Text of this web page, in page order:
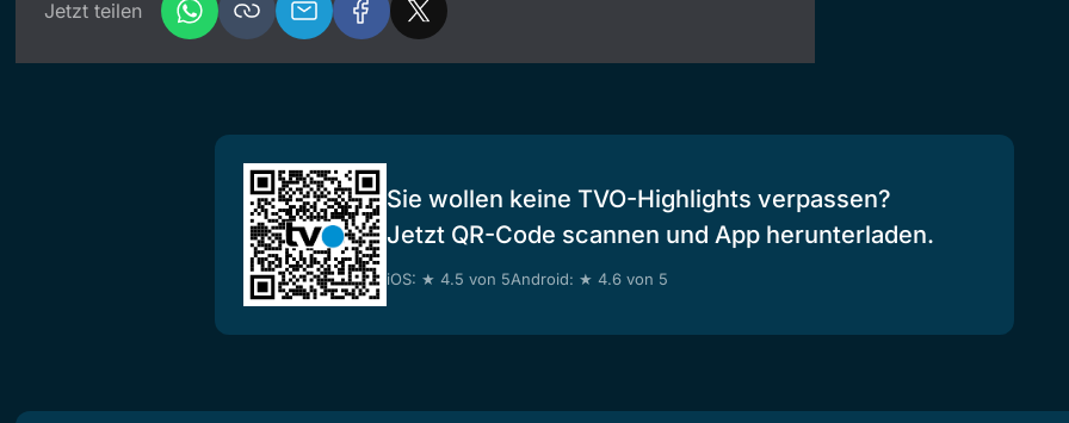
Jetzt teilen
Sie wollen keine TVO-Highlights verpassen?
Jetzt QR-Code scannen und App herunterladen.
iOS: ★ 4.5 von 5Android: ★ 4.6 von 5